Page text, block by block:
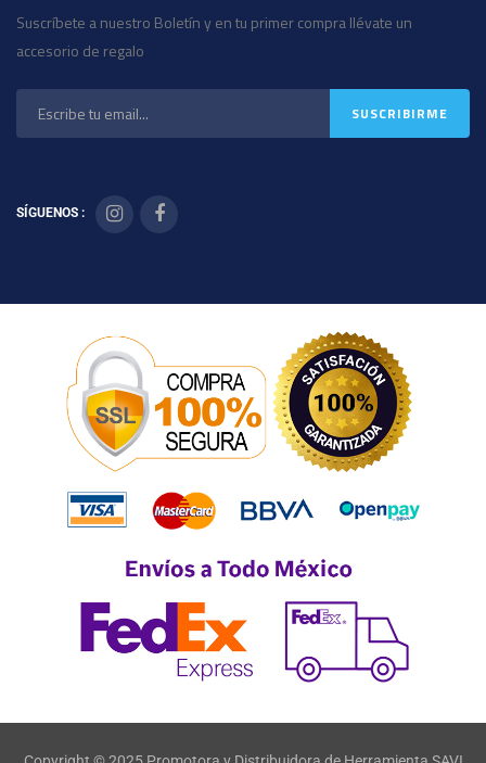
Suscríbete a nuestro Boletín y en tu primer compra llévate un
accesorio de regalo
SÍGUENOS :